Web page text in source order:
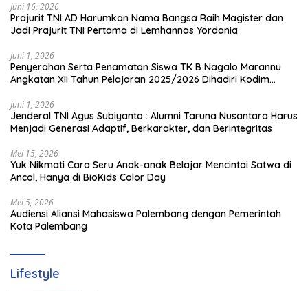
Juni 16, 2026
Prajurit TNI AD Harumkan Nama Bangsa Raih Magister dan
Jadi Prajurit TNI Pertama di Lemhannas Yordania
Juni 1, 2026
Penyerahan Serta Penamatan Siswa TK B Nagalo Marannu
Angkatan XII Tahun Pelajaran 2025/2026 Dihadiri Kodim
Juni 1, 2026
Jenderal TNI Agus Subiyanto : Alumni Taruna Nusantara Harus
Menjadi Generasi Adaptif, Berkarakter, dan Berintegritas
Mei 15, 2026
Yuk Nikmati Cara Seru Anak-anak Belajar Mencintai Satwa di
Ancol, Hanya di BioKids Color Day
Mei 5, 2026
Audiensi Aliansi Mahasiswa Palembang dengan Pemerintah
Kota Palembang
Lifestyle